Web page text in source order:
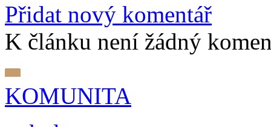
Přidat nový komentář
K článku není žádný
KOMUNITA